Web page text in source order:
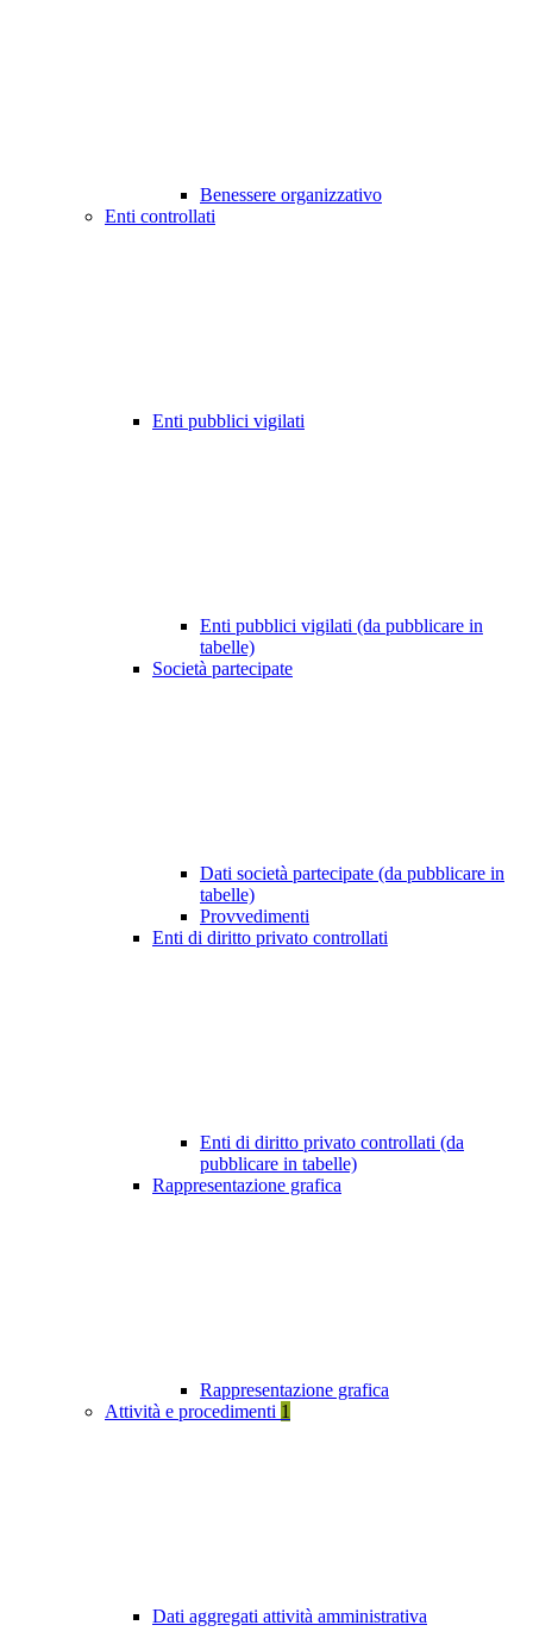
Benessere organizzativo
Enti controllati
Enti pubblici vigilati
Enti pubblici vigilati (da pubblicare in
tabelle)
Società partecipate
Dati società partecipate (da pubblicare in
tabelle)
Provvedimenti
Enti di diritto privato controllati
Enti di diritto privato controllati (da
pubblicare in tabelle)
Rappresentazione grafica
Rappresentazione grafica
Attività e procedimenti 1
Dati aggregati attività amministrativa